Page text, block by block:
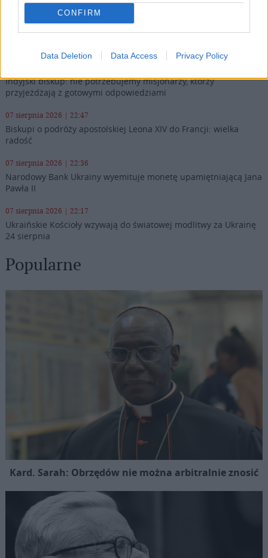
CONFIRM
Data Deletion Data Access Privacy Policy
Najnowsze
Indyjski biskup: nie potrzebujemy misjonarzy, którzy
przyjeżdżają z gotowymi odpowiedziami
07 sierpnia 2026 | 22:47
Biskupi o podróży apostolskiej Leona XIV do Francji: wielka
radość
07 sierpnia 2026 | 22:36
Narodowy Bank Ukrainy wyemituje monetę upamiętniającą Jana
Pawła II
07 sierpnia 2026 | 22:17
Ukraińskie Kościoły wzywają do światowej modlitwy za Ukrainę
24 sierpnia
Popularne
Kard. Sarah: Obrzędów nie można arbitralnie znosić